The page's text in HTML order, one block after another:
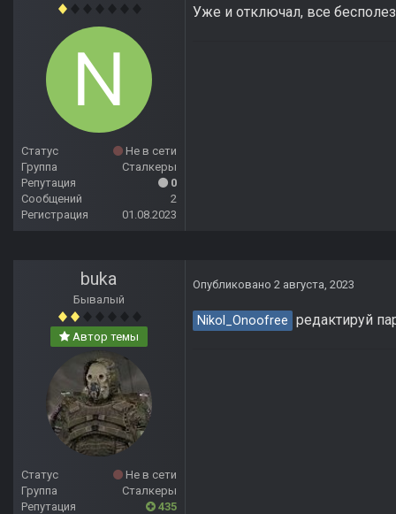
Статус
Не в сети
Группа
Сталкеры
Репутация
0
Сообщений
2
Регистрация
01.08.2023
Уже и отключал, все
buka
Бывалый
Автор темы
Статус
Не в сети
Группа
Сталкеры
Репутация
435
Опубликовано 2 августа, 2023
Nikol_Onoofree редактируй